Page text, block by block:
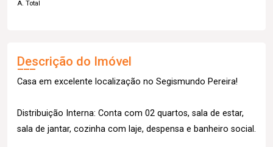
A. Total
Descrição do Imóvel
Casa em excelente localização no Segismundo Pereira!
Distribuição Interna: Conta com 02 quartos, sala de estar,
sala de jantar, cozinha com laje, despensa e banheiro social.